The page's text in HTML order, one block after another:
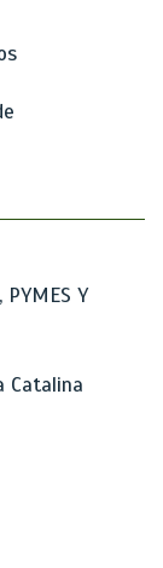
PYMES Y
Catalina